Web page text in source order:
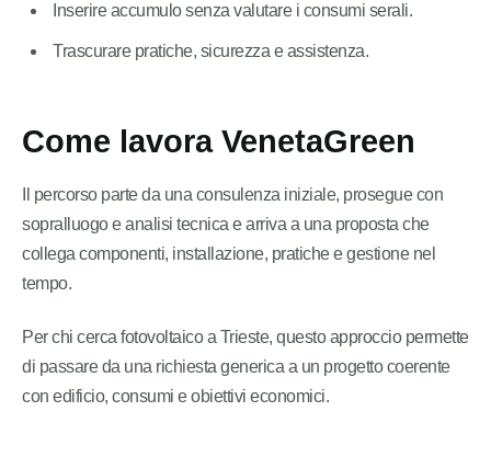
Inserire accumulo senza valutare i consumi serali.
Trascurare pratiche, sicurezza e assistenza.
Come lavora VenetaGreen
Il percorso parte da una consulenza iniziale, prosegue con
sopralluogo e analisi tecnica e arriva a una proposta che
collega componenti, installazione, pratiche e gestione nel
tempo.
Per chi cerca fotovoltaico a Trieste, questo approccio permette
di passare da una richiesta generica a un progetto coerente
con edificio, consumi e obiettivi economici.